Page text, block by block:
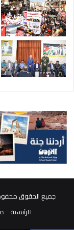
جميع الحقوق محفوظة لموقع
الرئيسية